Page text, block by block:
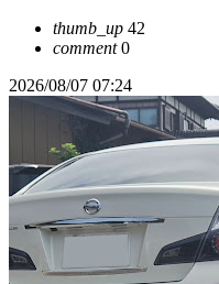
thumb_up 42
comment0
2026/08/07 07:24